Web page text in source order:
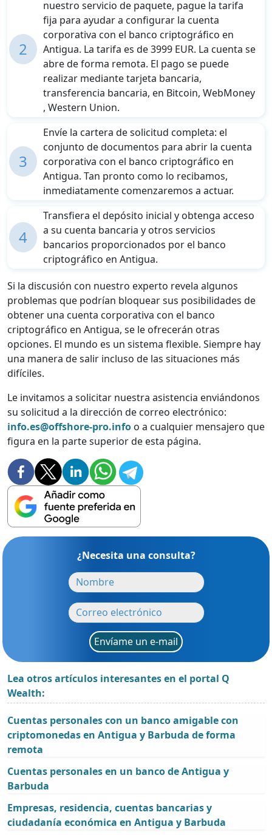
2
nuestro servicio de paquete, pague la tarifa
fija para ayudar a configurar la cuenta
corporativa con el banco criptográfico en
Antigua. La tarifa es de 3999 EUR. La cuenta se
abre de forma remota. El pago se puede
realizar mediante tarjeta bancaria,
transferencia bancaria, en Bitcoin, WebMoney
, Western Union.
3
Envíe la cartera de solicitud completa: el
conjunto de documentos para abrir la cuenta
corporativa con el banco criptográfico en
Antigua. Tan pronto como lo recibamos,
inmediatamente comenzaremos a actuar.
4
Transfiera el depósito inicial y obtenga acceso
a su cuenta bancaria y otros servicios
bancarios proporcionados por el banco
criptográfico en Antigua.
Si la discusión con nuestro experto revela algunos
problemas que podrían bloquear sus posibilidades de
obtener una cuenta corporativa con el banco
criptográfico en Antigua, se le ofrecerán otras
opciones. El mundo es un sistema flexible. Siempre hay
una manera de salir incluso de las situaciones más
difíciles.
Le invitamos a solicitar nuestra asistencia enviándonos
su solicitud a la dirección de correo electrónico:
info.es@offshore-pro.info o a cualquier mensajero que
figura en la parte superior de esta página.
¿Necesita una consulta?
Envíame un e-mail
Lea otros artículos interesantes en el portal Q
Wealth:
Cuentas personales con un banco amigable con
criptomonedas en Antigua y Barbuda de forma
remota
Cuentas personales en un banco de Antigua y
Barbuda
Empresas, residencia, cuentas bancarias y
ciudadanía económica en Antigua y Barbuda